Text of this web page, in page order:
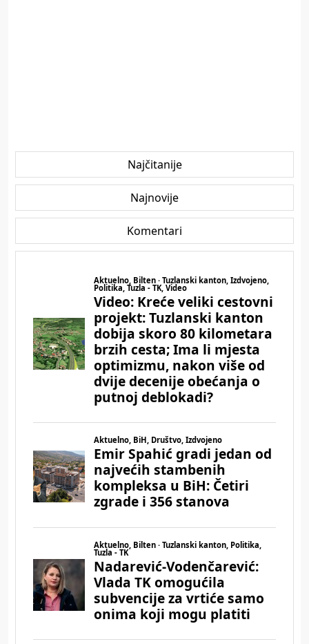
Najčitanije
Najnovije
Komentari